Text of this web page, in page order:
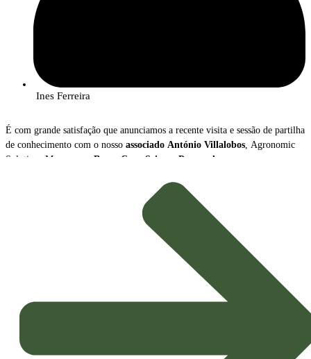
Ines Ferreira
É com grande satisfação que anunciamos a recente visita e sessão de partilha
de conhecimento com o nosso associado António Villalobos, Agronomic
Solutions Manager na Bayer Crop Science Portugal
Durante o encontro, António Villalobos apresentou uma visão abrangente
que o setor da proteção de culturas está a
atravessar, destacando dois vetores de inovação cruciais para a
do futuro: o crescimento das Soluções Biológicas
agrícola, impulsionado pela necessidade de maior sustentabilidade e
eficiência: